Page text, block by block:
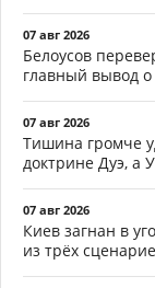
07 авг 2026
Белоусов
главный вывод
07 авг 2026
Тишина громче
доктрине Дуэ, а
07 авг 2026
Киев загнан в
из трёх